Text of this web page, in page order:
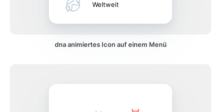
Weltweit
dna animiertes Icon auf einem Menü